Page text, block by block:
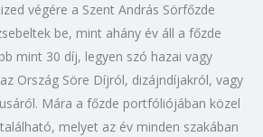
végére a Szent András Sörfőzde
be, mint ahány év áll a főzde
mint 30 díj, legyen szó hazai vagy
Ország Söre Díjról, dizájndíjakról, vagy
Mára a főzde portfóliójában közel
melyet az év minden szakában